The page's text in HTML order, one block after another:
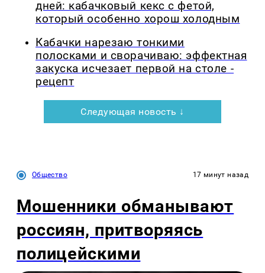
дней: кабачковый кекс с фетой,
который особенно хорош холодным
Кабачки нарезаю тонкими
полосками и сворачиваю: эффектная
закуска исчезает первой на столе -
рецепт
Следующая новость ↓
Общество 17 минут назад
Мошенники обманывают
россиян, притворяясь
полицейскими